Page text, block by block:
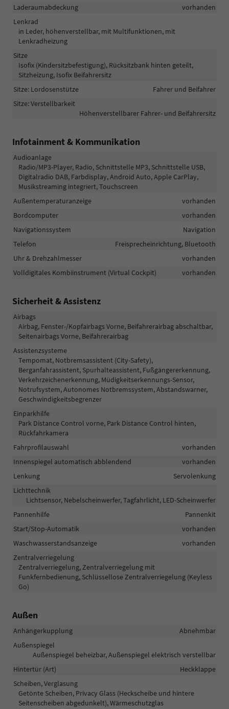
Laderaumabdeckung
vorhanden
Lenkrad
in Leder, höhenverstellbar, mit Multifunktionen, mit
Lenkradheizung
Sitze
Isofix (Kindersitzbefestigung), Rücksitzbank hinten geteilt,
Sitzheizung, Isofix Beifahrersitz
Sitze: Lordosenstütze
Fahrer und Beifahrer
Sitze: Verstellbarkeit
Höhenverstellbarer Fahrer- und Beifahrersitz
Infotainment & Kommunikation
Audioanlage
Radio/MP3-Player, Radio, Schnittstelle MP3, Schnittstelle USB,
Digitalradio DAB, Farbdisplay, Android Auto, Apple CarPlay,
Musikstreaming integriert, Touchscreen
Außentemperaturanzeige
vorhanden
Bordcomputer
vorhanden
Navigationssystem
Navigation
Telefon
Freisprecheinrichtung, Bluetooth
Uhr & Drehzahlmesser
vorhanden
Volldigitales Kombiinstrument (Virtual Cockpit)
vorhanden
Sicherheit & Assistenz
Airbags
Airbag, Fenster-/Kopfairbags Vorne, Beifahrerairbag abschaltbar,
Seitenairbags Vorne, Beifahrerairbag
Assistenzsysteme
Tempomat, Notbremsassistent (City-Safety),
Berganfahrassistent, Spurhalteassistent, Fußgängererkennung,
Verkehrzeichenerkennung, Müdigkeitserkennungs-Sensor,
Notrufsystem, Autonomes Notbremssystem, Abstandswarner,
Geschwindigkeitsbegrenzer
Einparkhilfe
Park Distance Control vorne, Park Distance Control hinten,
Rückfahrkamera
Fahrprofilauswahl
vorhanden
Innenspiegel automatisch abblendend
vorhanden
Lenkung
Servolenkung
Lichttechnik
Lichtsensor, Nebelscheinwerfer, Tagfahrlicht, LED-Scheinwerfer
Pannenhilfe
Pannenkit
Start/Stop-Automatik
vorhanden
Waschwasserstandsanzeige
vorhanden
Zentralverriegelung
Zentralverriegelung, Zentralverriegelung mit
Funkfernbedienung, Schlüssellose Zentralverriegelung (Keyless
Go)
Außen
Anhängerkupplung
Abnehmbar
Außenspiegel
Außenspiegel beheizbar, Außenspiegel elektrisch verstellbar
Hintertür (Art)
Heckklappe
Scheiben, Verglasung
Getönte Scheiben, Privacy Glass (Heckscheibe und hintere
Seitenscheiben abgedunkelt), Wärmeschutzglas